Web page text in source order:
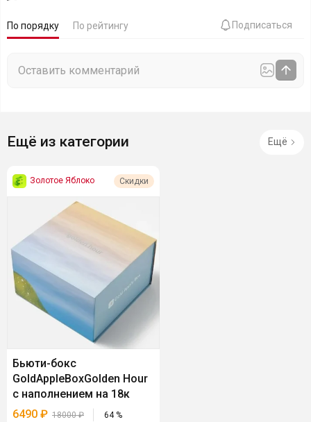
По порядку По рейтингу Подписаться
Ещё из категории Ещё
Золотое Яблоко Скидки
Бьюти-бокс
GoldAppleBoxGolden Hour
с наполнением на 18к
6490 ₽ 18000₽ 64%